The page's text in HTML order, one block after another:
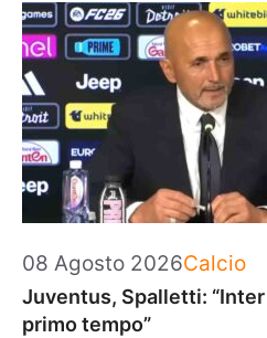
08 Agosto 2026Categorie
Calcio
Juventus, Spalletti:
primo tempo”